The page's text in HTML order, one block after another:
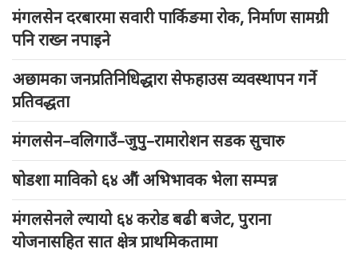
मंगलसेन दरबारमा सवारी पार्किङमा रोक, निर्माण सामग्री
पनि राख्न नपाइने
अछामका जनप्रतिनिधिद्धारा सेफहाउस व्यवस्थापन गर्ने
प्रतिवद्धता
मंगलसेन–वलिगाउँ–जुपु–रामारोशन सडक सुचारु
षोडशा माविको ६४ औं अभिभावक भेला सम्पन्न
मंगलसेनले ल्यायो ६४ करोड बढी बजेट, पुराना
योजनासहित सात क्षेत्र प्राथमिकतामा